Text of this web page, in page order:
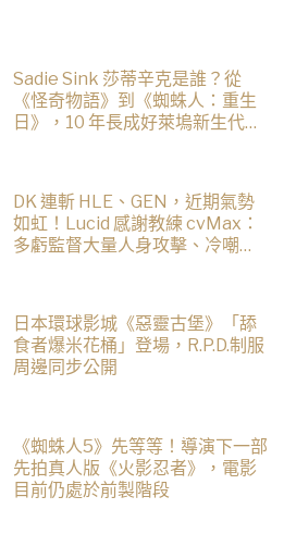
Sadie Sink 莎蒂辛克是誰？從
《怪奇物語》到《蜘蛛人：重生
日》，10 年長成好萊塢新生代女
DK 連斬 HLE、GEN，近期氣勢
如虹！Lucid 感謝教練 cvMax：
多虧監督大量人身攻擊、冷嘲熱
日本環球影城《惡靈古堡》「舔
食者爆米花桶」登場，R.P.D.制服
周邊同步公開
《蜘蛛人5》先等等！導演下一部
先拍真人版《火影忍者》，電影
目前仍處於前製階段